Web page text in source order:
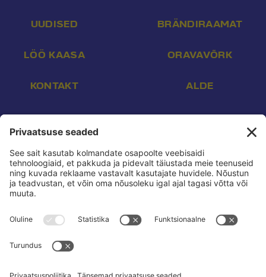
UUDISED
LÖÖ KAASA
KONTAKT
BRÄNDIRAAMAT
ORAVAVÕRK
ALDE
Aadress:
Endla 16, Tallinn 10142
Telefon: +372 507 3113
Konto nr: EE532200221002169472
Saaja: Eesti Reformierakond
Pank:
HABAEE2X
reform.ee kasutustingimused:
Privaatsusseaded: